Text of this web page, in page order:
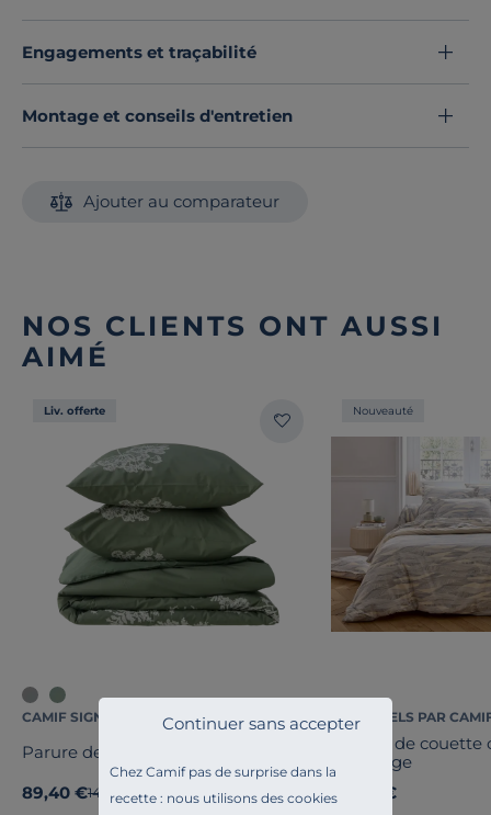
Chez Camif pas de surprise dans la
recette : nous utilisons des cookies
Continuer sans accepter
Engagements et traçabilité
Montage et conseils d'entretien
Ajouter au comparateur
NOS CLIENTS ONT AUSSI
AIMÉ
Liv. offerte
CAMIF SIGNATURE
Parure de lit percale Angélique
89,40 €Ancien prix
149,00 € -40%
Nouveauté
ESSENTIELS PAR
Housse de
Tradilinge
99,00 €